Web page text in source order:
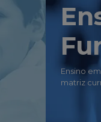
Ensino
matriz